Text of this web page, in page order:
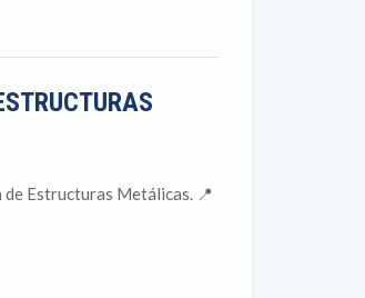
Estructuras Metálicas. 📍